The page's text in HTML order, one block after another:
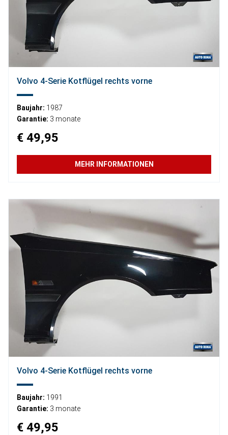
Volvo 4-Serie Kotflügel rechts vorne
Baujahr: 1987
Garantie: 3 monate
€ 49,95
MEHR INFORMATIONEN
Volvo 4-Serie Kotflügel rechts vorne
Baujahr: 1991
Garantie: 3 monate
€ 49,95